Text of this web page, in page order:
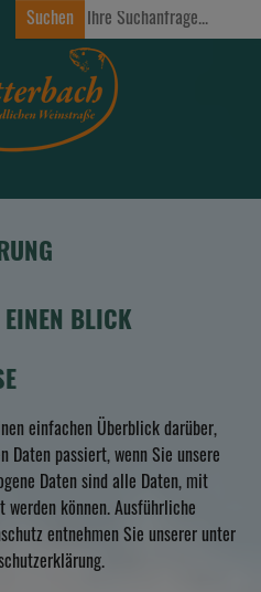
EINEN BLICK
einfachen Überblick darüber,
Daten passiert, wenn Sie unsere
Daten sind alle Daten, mit
können. Ausführliche
entnehmen Sie unserer unter